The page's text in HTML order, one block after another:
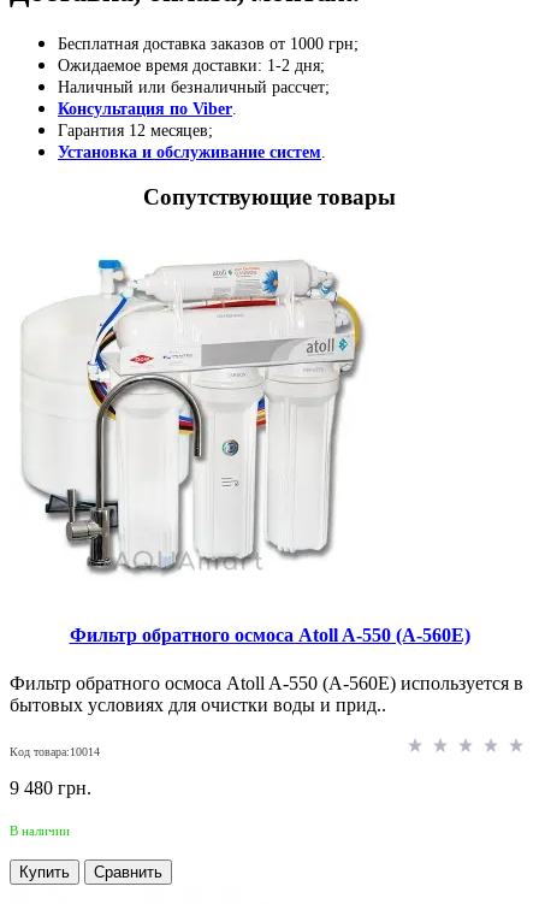
Бесплатная доставка заказов от 1000 грн;
Ожидаемое время доставки: 1-2 дня;
Наличный или безналичный рассчет;
Консультация по Viber
Гарантия 12 месяцев;
Установка и обслуживание систем
Сопутствующие товары
Фильтр обратного осмоса Atoll A-550 (A-560E)
Фильтр обратного осмоса Atoll A-550 (A-560E) используется в
бытовых условиях для очистки воды и прид..
Код товара:10014
9 480 грн.
В наличии
Купить Сравнить